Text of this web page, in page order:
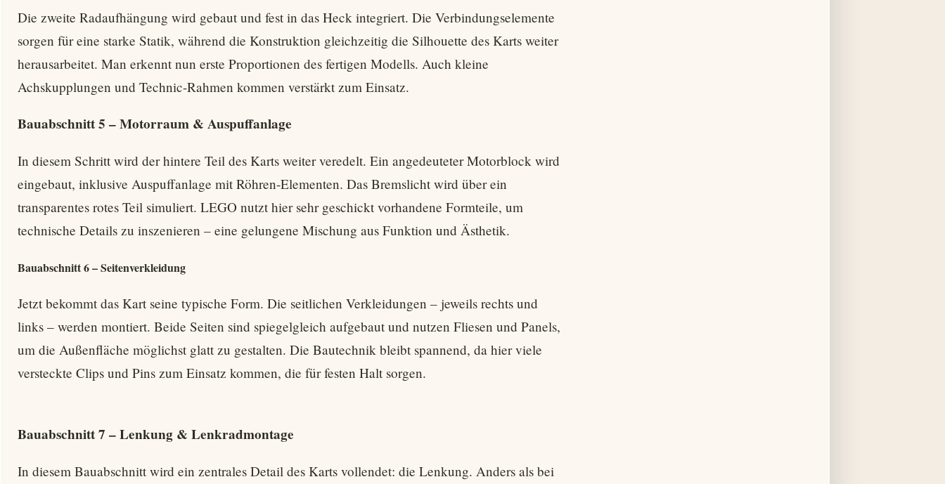
Die zweite Radaufhängung wird gebaut und fest in das Heck integriert. Die Verbindungselemente
sorgen für eine starke Statik, während die Konstruktion gleichzeitig die Silhouette des Karts weiter
herausarbeitet. Man erkennt nun erste Proportionen des fertigen Modells. Auch kleine
Achskupplungen und Technic-Rahmen kommen verstärkt zum Einsatz.
Bauabschnitt 5 – Motorraum & Auspuffanlage
In diesem Schritt wird der hintere Teil des Karts weiter veredelt. Ein angedeuteter Motorblock wird
eingebaut, inklusive Auspuffanlage mit Röhren-Elementen. Das Bremslicht wird über ein
transparentes rotes Teil simuliert. LEGO nutzt hier sehr geschickt vorhandene Formteile, um
technische Details zu inszenieren – eine gelungene Mischung aus Funktion und Ästhetik.
Bauabschnitt 6 – Seitenverkleidung
Jetzt bekommt das Kart seine typische Form. Die seitlichen Verkleidungen – jeweils rechts und
links – werden montiert. Beide Seiten sind spiegelgleich aufgebaut und nutzen Fliesen und Panels,
um die Außenfläche möglichst glatt zu gestalten. Die Bautechnik bleibt spannend, da hier viele
versteckte Clips und Pins zum Einsatz kommen, die für festen Halt sorgen.
Bauabschnitt 7 – Lenkung & Lenkradmontage
In diesem Bauabschnitt wird ein zentrales Detail des Karts vollendet: die Lenkung. Anders als bei